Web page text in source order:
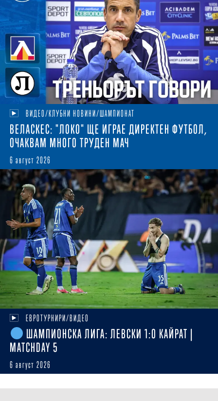
ВИДЕО/КЛУБНИ НОВИНИ/ШАМПИОНАТ
ВЕЛАСКЕС: "ЛОКО" ЩЕ ИГРАЕ ДИРЕКТЕН ФУТБОЛ,
ОЧАКВАМ МНОГО ТРУДЕН МАЧ
6 август 2026
ЕВРОТУРНИРИ/ВИДЕО
ШАМПИОНСКА ЛИГА: ЛЕВСКИ 1:0 КАЙРАТ |
MATCHDAY 5
6 август 2026